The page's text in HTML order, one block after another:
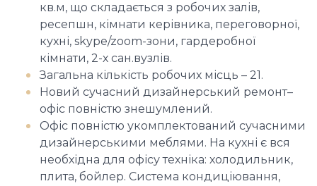
кв.м, що складається з робочих залів,
ресепшн, кімнати керівника, переговорної,
кухні, skype/zoom-зони, гардеробної
кімнати, 2-х сан.вузлів.
Загальна кількість робочих місць – 21.
Новий сучасний дизайнерський ремонт–
офіс повністю знешумлений.
Офіс повністю укомплектований сучасними
дизайнерськими меблями. На кухні є вся
необхідна для офісу техніка: холодильник,
плита, бойлер. Система кондиціювання,